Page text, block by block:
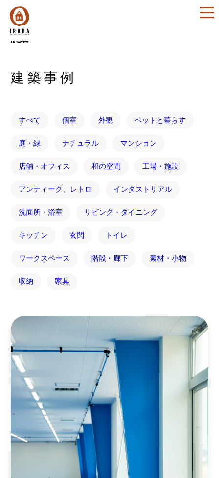
建築事例
すべて 個室 外観 ペットと暮らす
庭・緑 ナチュラル マンション
店舗・オフィス 和の空間 工場・施設
アンティーク、レトロ インダストリアル
洗面所・浴室 リビング・ダイニング
キッチン 玄関 トイレ
ワークスペース 階段・廊下 素材・小物
収納 家具